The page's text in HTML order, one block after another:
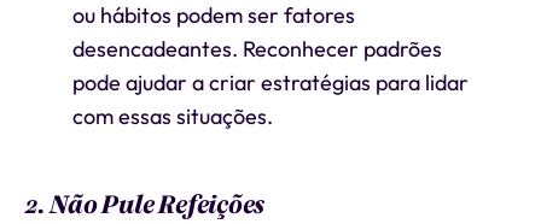
ou hábitos podem ser fatores
desencadeantes. Reconhecer padrões
pode ajudar a criar estratégias para lidar
com essas situações.
2. Não Pule Refeições